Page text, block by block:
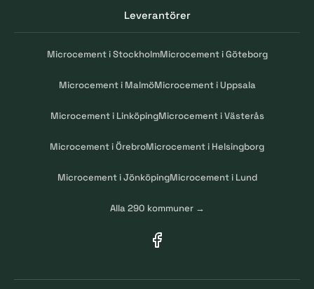
Leverantörer
Microcement i StockholmMicrocement i Göteborg
Microcement i MalmöMicrocement i Uppsala
Microcement i LinköpingMicrocement i Västerås
Microcement i ÖrebroMicrocement i Helsingborg
Microcement i JönköpingMicrocement i Lund
Alla 290 kommuner →